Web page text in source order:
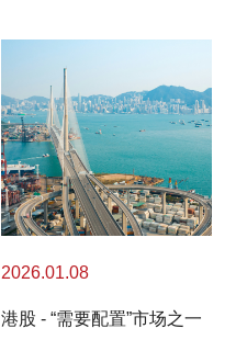
2026.01.08
港股 - “需要配置”市场之一